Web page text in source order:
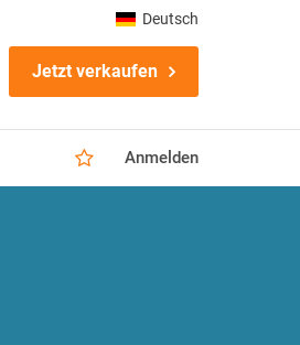
Jetzt verkaufen
Anmelden
Deutsch